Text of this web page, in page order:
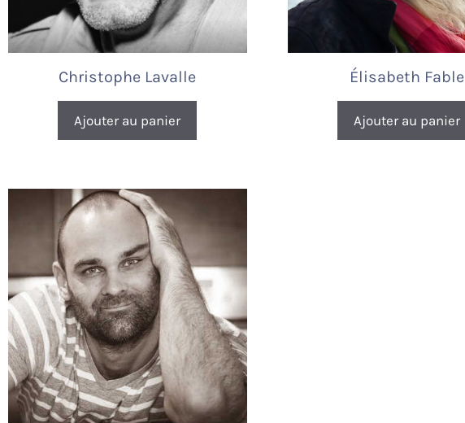
Christophe Lavalle
Ajouter au panier
Élisabeth Fable
Ajouter au panier